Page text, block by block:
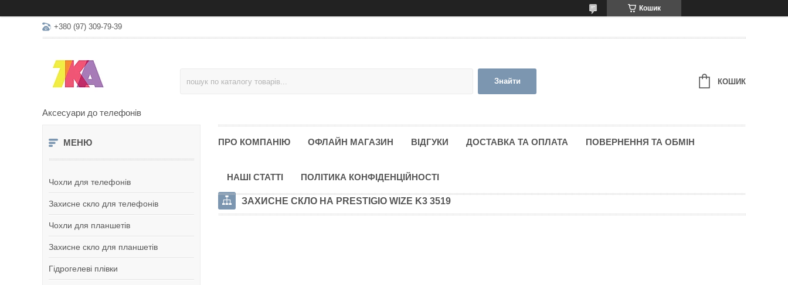
Кошик
+380 (97) 309-79-39
Аксесуари до телефонів
Знайти КОШИК
Чохли для телефонів
Захисне скло для телефонів
Чохли для планшетів
Захисне скло для планшетів
Гідрогелеві плівки
ПРО КОМПАНІЮ ОФЛАЙН МАГАЗИН ВІДГУКИ ДОСТАВКА ТА ОПЛАТА ПОВЕРНЕННЯ ТА ОБМІН
НАШІ СТАТТІ ПОЛІТИКА КОНФІДЕНЦІЙНОСТІ
ЗАХИСНЕ СКЛО НА PRESTIGIO WIZE K3 3519